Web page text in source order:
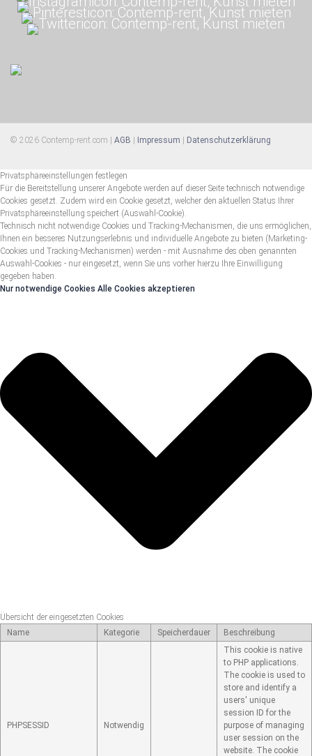
© 2026 Contemp-rent.com | AGB | Impressum | Datenschutzerklärung
Privatsphäreeinstellungen festlegen
Für die Bereitstellung unserer Angebote werden auf dieser Seite technisch notwendige
Cookies gesetzt. Zudem wird ein Cookie gesetzt, welcher den aktuellen Status Ihrer
Privatsphäreeinstellung speichert (Auswahl-Cookie).
Technisch nicht notwendige Cookies und Tracking-Mechanismen, die uns ermöglichen,
Ihnen ein besseres Nutzungserlebnis und individuelle Angebote zu bieten (Marketing-
Cookies und Tracking-Mechanismen) werden - mit Ausnahme des oben genannten
Auswahl-Cookies - nur eingesetzt, wenn Sie uns vorher hierzu Ihre Einwilligung
gegeben haben.
Nur notwendige Cookies Alle Cookies akzeptieren
Übersicht der eingesetzten Cookies
Name
Kategorie Speicherdauer Beschreibung
PHPSESSID Notwendig
This cookie is native
to PHP applications.
The cookie is used to
store and identify a
users' unique
session ID for the
purpose of managing
user session on the
website. The cookie